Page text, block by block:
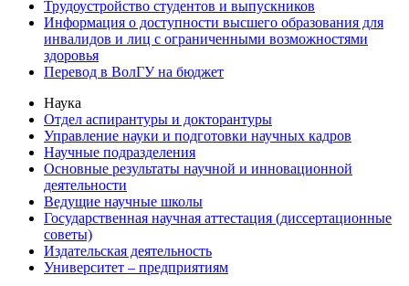
Трудоустройство студентов и выпускников
Информация о доступности высшего образования для
инвалидов и лиц с ограниченными возможностями
здоровья
Перевод в ВолГУ на бюджет
Наука
Отдел аспирантуры и докторантуры
Управление науки и подготовки научных кадров
Научные подразделения
Основные результаты научной и инновационной
деятельности
Ведущие научные школы
Государственная научная аттестация (диссертационные
советы)
Издательская деятельность
Университет – предприятиям